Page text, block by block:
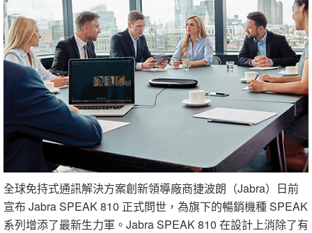
全球免持式通訊解決方案創新領導廠商捷波朗（Jabra）日前
宣布 Jabra SPEAK 810 正式問世，為旗下的暢銷機種 SPEAK
系列增添了最新生力軍。Jabra SPEAK 810 在設計上消除了有